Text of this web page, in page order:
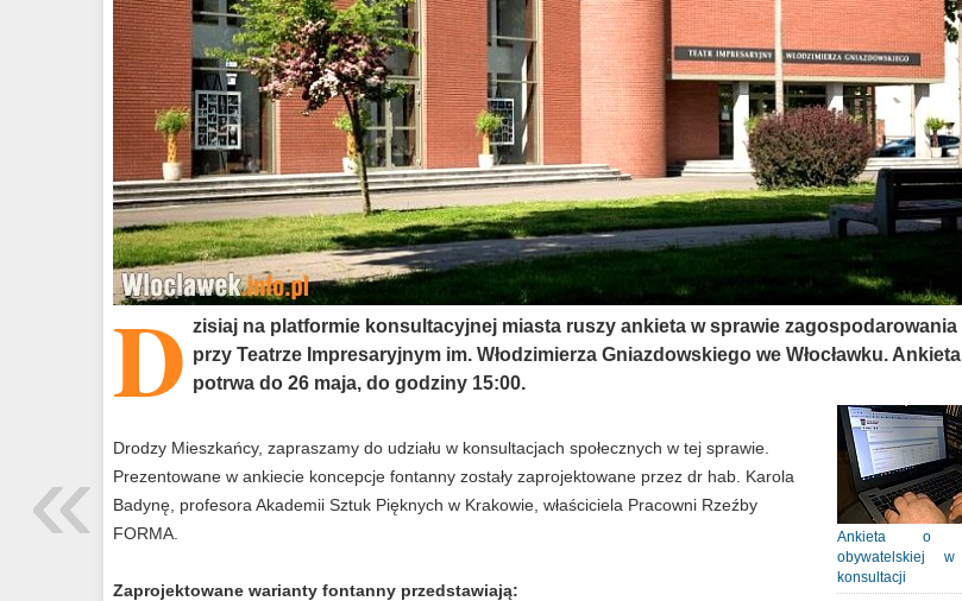
D zisiaj na platformie konsultacyjnej miasta ruszy ankieta w sprawie zagospodarowania
przy Teatrze Impresaryjnym im. Włodzimierza Gniazdowskiego we Włocławku. Ankieta
potrwa do 26 maja, do godziny 15:00.
Ankieta o
obywatelskiej w
konsultacji
Drodzy Mieszkańcy, zapraszamy do udziału w konsultacjach społecznych w tej sprawie.
Prezentowane w ankiecie koncepcje fontanny zostały zaprojektowane przez dr hab. Karola
Badynę, profesora Akademii Sztuk Pięknych w Krakowie, właściciela Pracowni Rzeźby
FORMA.
Zaprojektowane warianty fontanny przedstawiają:
«